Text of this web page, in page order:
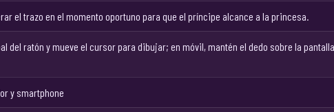
el trazo en el momento oportuno para que el príncipe alcance a la princesa.
del ratón y mueve el cursor para dibujar; en móvil, mantén el dedo sobre la
y smartphone